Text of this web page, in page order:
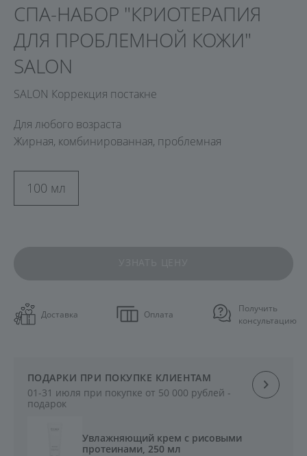
СПА-НАБОР "КРИОТЕРАПИЯ
ДЛЯ ПРОБЛЕМНОЙ КОЖИ"
SALON
SALON Коррекция постакне
Для любого возраста
Жирная, комбинированная, проблемная
100 мл
Доставка Оплата
Получить
консультацию
ПОДАРКИ ПРИ ПОКУПКЕ КЛИЕНТАМ
01-31 июля при покупке от 50 000 рублей -
подарок
Увлажняющий крем с рисовыми
протеинами, 250 мл